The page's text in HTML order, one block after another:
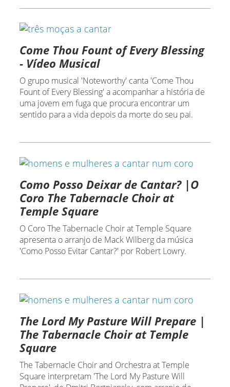
Come Thou Fount of Every Blessing
- Vídeo Musical
O grupo musical 'Noteworthy' canta 'Come Thou
Fount of Every Blessing' a acompanhar a história de
uma jovem em fuga que procura encontrar um
sentido para a vida depois da morte do seu pai.
Como Posso Deixar de Cantar? |O
Coro The Tabernacle Choir at
Temple Square
O Coro The Tabernacle Choir at Temple Square
apresenta o arranjo de Mack Wilberg da música
'Como Posso Evitar Cantar?' por Robert Lowry.
The Lord My Pasture Will Prepare |
The Tabernacle Choir at Temple
Square
The Tabernacle Choir and Orchestra at Temple
Square interpretam 'The Lord My Pasture Will